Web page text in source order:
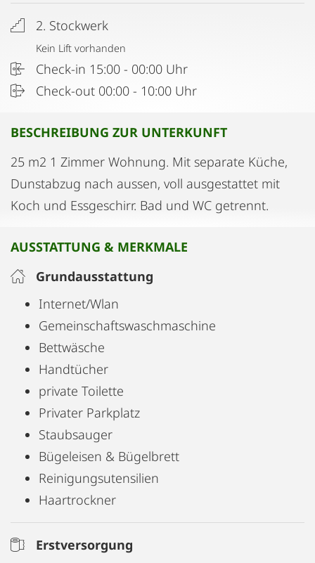
2. Stockwerk
Kein Lift vorhanden
Check-in 15:00 - 00:00 Uhr
Check-out 00:00 - 10:00 Uhr
BESCHREIBUNG ZUR UNTERKUNFT
25 m2 1 Zimmer Wohnung. Mit separate Küche,
Dunstabzug nach aussen, voll ausgestattet mit
Koch und Essgeschirr. Bad und WC getrennt.
AUSSTATTUNG & MERKMALE
Grundausstattung
Internet/Wlan
Gemeinschaftswaschmaschine
Bettwäsche
Handtücher
private Toilette
Privater Parkplatz
Staubsauger
Bügeleisen & Bügelbrett
Reinigungsutensilien
Haartrockner
Erstversorgung